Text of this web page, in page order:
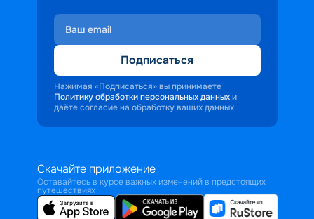
Подписаться
Нажимая «Подписаться» вы принимаете
Политику обработки персональных данных и
даёте согласие на обработку ваших данных
Скачайте приложение
Оставайтесь в курсе важных изменений в предстоящих
путешествиях